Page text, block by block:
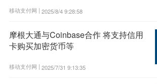
移动支付网 | 2025/8/4 9:28:58
摩根大通与Coinbase合作 将支持信用
卡购买加密货币等
移动支付网 | 2025/7/31 9:13:35